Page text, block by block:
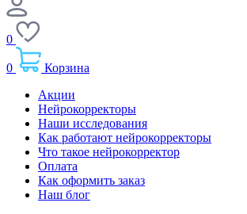
0
0
Корзина
Акции
Нейрокорректоры
Наши исследования
Как работают нейрокорректоры
Что такое нейрокорректор
Оплата
Как оформить заказ
Наш блог